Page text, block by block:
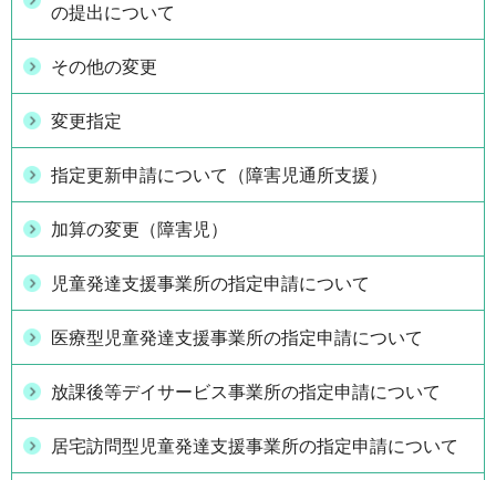
の提出について
その他の変更
変更指定
指定更新申請について（障害児通所支援）
加算の変更（障害児）
児童発達支援事業所の指定申請について
医療型児童発達支援事業所の指定申請について
放課後等デイサービス事業所の指定申請について
居宅訪問型児童発達支援事業所の指定申請について